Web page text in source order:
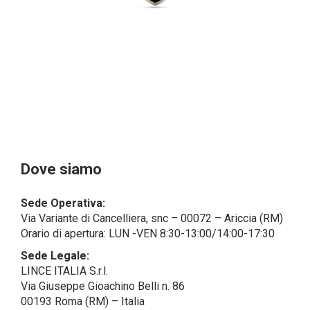
dal campo di applicazione del GDPR (artt. 1 e 4 del
Alcuni segmenti dell’attività richiesta potrebbero
l’espletamento di alcune attività determinate a
società esterne che presentano le garanzie richieste
dal GDPR, abilitandole e a compiere
operazioni determinate per conto di LINCE ITALIA e
conformemente alle istruzioni fornite da
quest’ultima sulla base di specifico accordo per la
gestione dei dati.
Dove siamo
Sede Operativa:
Via Variante di Cancelliera, snc – 00072 – Ariccia (RM)
Orario di apertura: LUN -VEN 8:30-13:00/14:00-17:30
Sede Legale:
LINCE ITALIA S.r.l.
Via Giuseppe Gioachino Belli n. 86
00193 Roma (RM) – Italia